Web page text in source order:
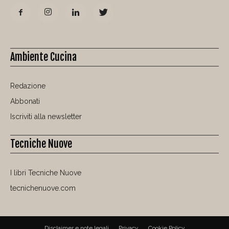
Ambiente Cucina
Redazione
Abbonati
Iscriviti alla newsletter
Tecniche Nuove
I libri Tecniche Nuove
tecnichenuove.com